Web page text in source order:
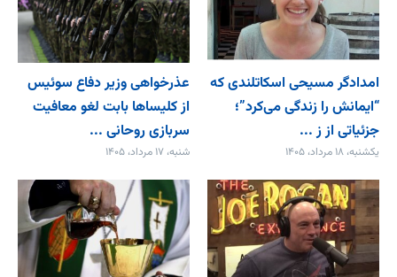
امدادگر مسیحی اسکاتلندی که
“ایمانش را زندگی می‌کرد”؛
جزئیاتی از ز ...
یکشنبه، ۱۸ مرداد، ۱۴۰۵
عذرخواهی وزیر دفاع سوئیس
از کلیساها بابت لغو معافیت
سربازی روحانی ...
شنبه، ۱۷ مرداد، ۱۴۰۵